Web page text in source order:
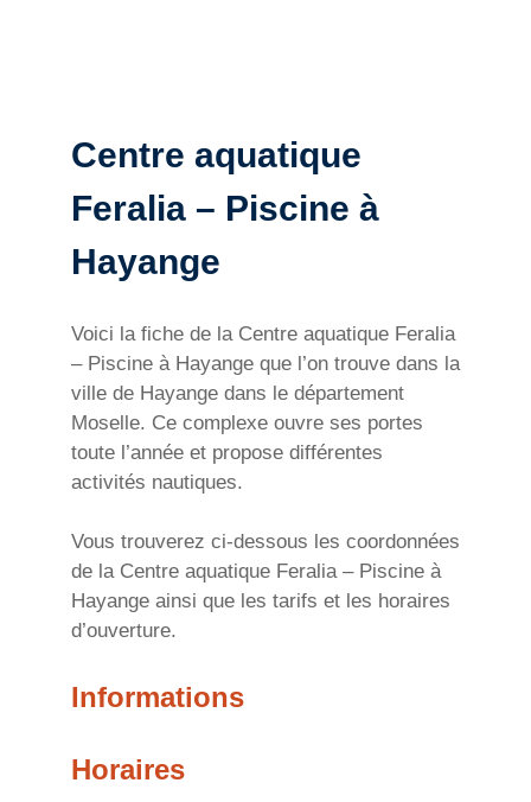
Centre aquatique
Feralia – Piscine à
Hayange
Voici la fiche de la Centre aquatique Feralia
– Piscine à Hayange que l’on trouve dans la
ville de Hayange dans le département
Moselle. Ce complexe ouvre ses portes
toute l’année et propose différentes
activités nautiques.
Vous trouverez ci-dessous les coordonnées
de la Centre aquatique Feralia – Piscine à
Hayange ainsi que les tarifs et les horaires
d’ouverture.
Informations
Horaires